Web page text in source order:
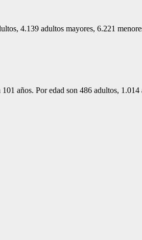
4.139 adultos mayores, 6.221
años. Por edad son 486 adultos, 1.014